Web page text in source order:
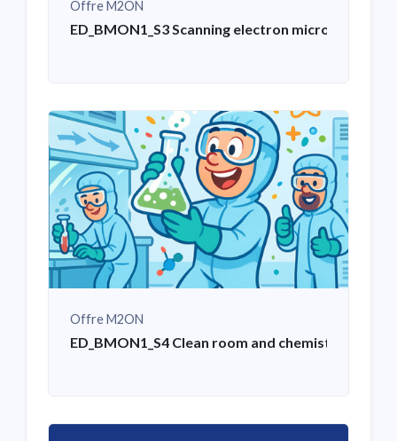
Offre M2ON
ED_BMON1_S3 Scanning electron microscope
Offre M2ON
ED_BMON1_S4 Clean room and chemistry